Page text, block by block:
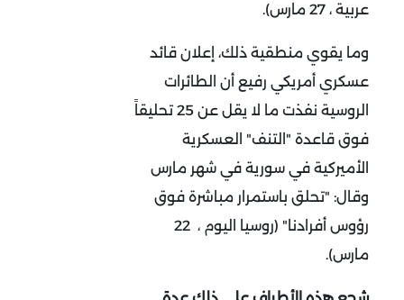
عربية ، 27 مارس).
وما يقوي منطقية ذلك، إعلان قائد
عسكري أمريكي رفيع أن الطائرات
الروسية نفذت ما لا يقل عن 25 تحليقاً
فوق قاعدة "التنف" العسكرية
الأميركية في سورية في شهر مارس
وقال: "تحلق باستمرار مباشرة فوق
رؤوس أفرادنا" (روسيا اليوم ، 22
مارس).